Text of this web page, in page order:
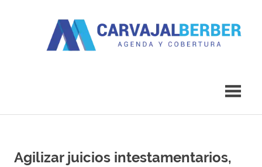
Agilizar juicios intestamentarios,